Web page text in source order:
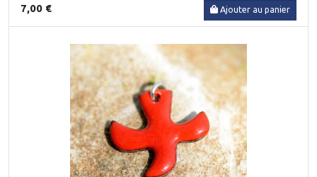
7,00 € Ajouter au panier